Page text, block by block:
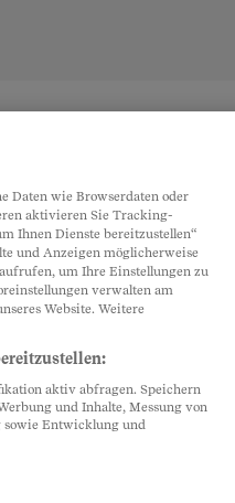
Daten wie Browserdaten oder
aktivieren Sie Tracking-
Ihnen Dienste bereitzustellen“
und Anzeigen möglicherweise
um Ihre Einstellungen zu
verwalten am
Website. Weitere
aktiv abfragen. Speichern
und Inhalte, Messung von
sowie Entwicklung und